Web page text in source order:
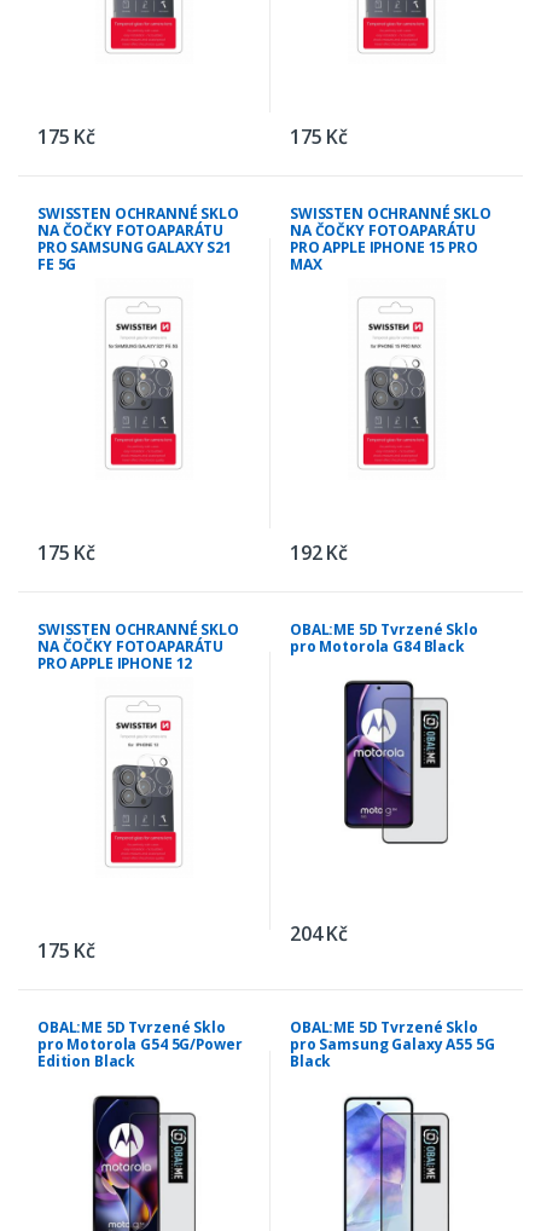
175 Kč 175 Kč
SWISSTEN OCHRANNÉ SKLO
NA ČOČKY FOTOAPARÁTU
PRO SAMSUNG GALAXY S21
FE 5G
175 Kč
SWISSTEN OCHRANNÉ SKLO
NA ČOČKY FOTOAPARÁTU
PRO APPLE IPHONE 15 PRO
MAX
192 Kč
SWISSTEN OCHRANNÉ SKLO
NA ČOČKY FOTOAPARÁTU
PRO APPLE IPHONE 12
175 Kč
OBAL:ME 5D Tvrzené Sklo
pro Motorola G84 Black
204 Kč
OBAL:ME 5D Tvrzené Sklo
pro Motorola G54 5G/Power
Edition Black
OBAL:ME 5D Tvrzené Sklo
pro Samsung Galaxy A55 5G
Black